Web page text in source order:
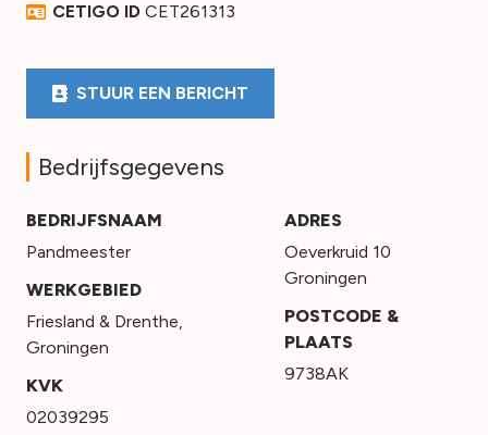
CETIGO IDCET261313
STUUR EEN BERICHT
Bedrijfsgegevens
BEDRIJFSNAAM
Pandmeester
WERKGEBIED
Friesland & Drenthe,
Groningen
KVK
02039295
ADRES
Oeverkruid 10
Groningen
POSTCODE &
PLAATS
9738AK